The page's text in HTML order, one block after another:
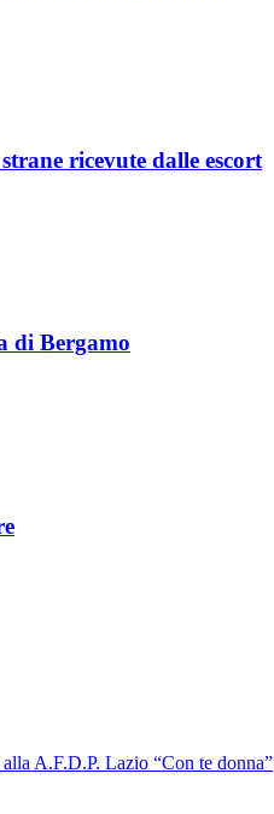
ricevute dalle escort
di Bergamo
A.F.D.P. Lazio “Con te donna”